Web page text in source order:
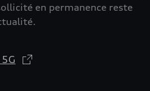
en permanence reste